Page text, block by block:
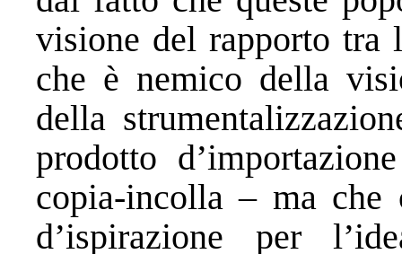
visione del rapporto tra
che è nemico della
della
prodotto
copia-incolla – ma che
d’ispirazione per